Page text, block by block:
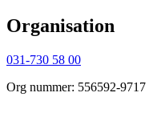
Organisation
031-730 58 00
Org nummer: 556592-9717